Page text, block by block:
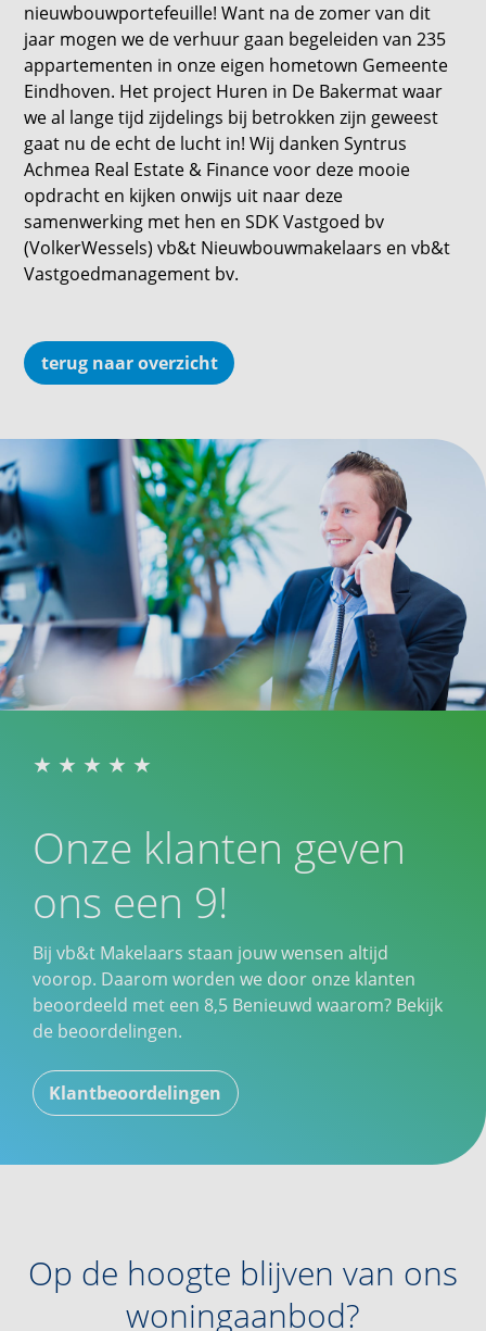
nieuwbouwportefeuille! Want na de zomer van dit
jaar mogen we de verhuur gaan begeleiden van 235
appartementen in onze eigen hometown Gemeente
Eindhoven. Het project Huren in De Bakermat waar
we al lange tijd zijdelings bij betrokken zijn geweest
gaat nu de echt de lucht in! Wij danken Syntrus
Achmea Real Estate & Finance voor deze mooie
opdracht en kijken onwijs uit naar deze
samenwerking met hen en SDK Vastgoed bv
(VolkerWessels) vb&t Nieuwbouwmakelaars en vb&t
Vastgoedmanagement bv.
terug naar overzicht
Onze klanten geven
ons een 9!
Bij vb&t Makelaars staan jouw wensen altijd
voorop. Daarom worden we door onze klanten
beoordeeld met een 8,5 Benieuwd waarom? Bekijk
de beoordelingen.
Klantbeoordelingen
Op de hoogte blijven van ons
woningaanbod?